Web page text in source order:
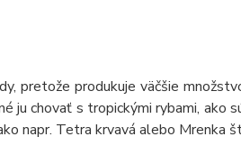
pretože produkuje väčšie
ju chovať s tropickými rybami, ako
napr. Tetra krvavá alebo Mrenka